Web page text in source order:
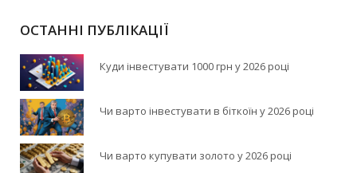
ОСТАННІ ПУБЛІКАЦІЇ
Куди інвестувати 1000 грн у 2026 році
Чи варто інвестувати в біткоїн у 2026 році
Чи варто купувати золото у 2026 році